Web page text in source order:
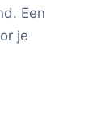
Een
je